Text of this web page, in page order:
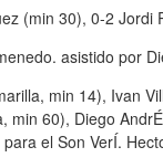
(min 30), 0-2 Jordi
asistido por
min 14), Ivan
min 60), Diego
el Son VerÍ.